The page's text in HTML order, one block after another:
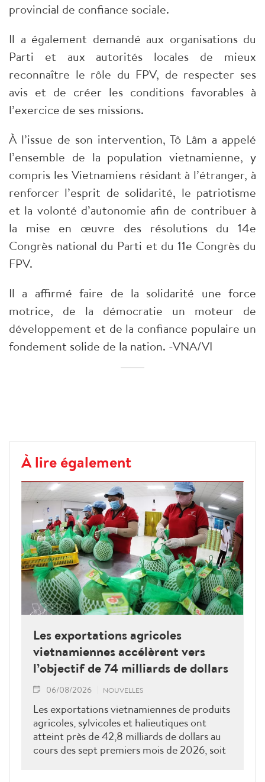
provincial de confiance sociale.
Il a également demandé aux organisations du
Parti et aux autorités locales de mieux
reconnaître le rôle du FPV, de respecter ses
avis et de créer les conditions favorables à
l’exercice de ses missions.
À l’issue de son intervention, Tô Lâm a appelé
l’ensemble de la population vietnamienne, y
compris les Vietnamiens résidant à l’étranger, à
renforcer l’esprit de solidarité, le patriotisme
et la volonté d’autonomie afin de contribuer à
la mise en œuvre des résolutions du 14e
Congrès national du Parti et du 11e Congrès du
FPV.
Il a affirmé faire de la solidarité une force
motrice, de la démocratie un moteur de
développement et de la confiance populaire un
fondement solide de la nation. -VNA/VI
À lire également
Les exportations agricoles
vietnamiennes accélèrent vers
l’objectif de 74 milliards de dollars
06/08/2026 NOUVELLES
Les exportations vietnamiennes de produits
agricoles, sylvicoles et halieutiques ont
atteint près de 42,8 milliards de dollars au
cours des sept premiers mois de 2026, soit